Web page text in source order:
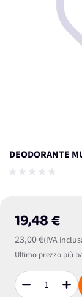
DEODORANTE
19,48 €
23,00 €(IVA
Ultimo prezzo più
Quantità